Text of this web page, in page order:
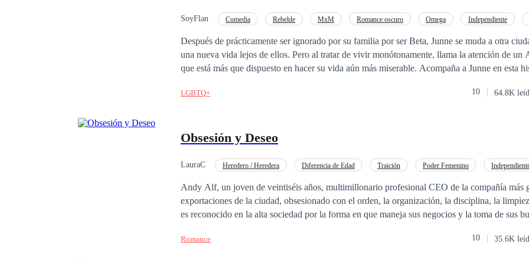
SoyFlan Comedia Rebelde MxM Romance oscuro Omega Independiente
Después de prácticamente ser ignorado por su familia por ser Beta, Junne se muda a otra
una nueva vida lejos de ellos. Pero al tratar de vivir monótonamente, llama la atención de un Alfa dominante
que está más que dispuesto en hacer su vida aún más miserable. Acompaña a Junne en esta historia repleta de
historia contiene escenas sexualmente explícitas y contenido para adultos que puede
LGBTQ+ 10 64.8K
Obsesión y Deseo
LauraC Heredero / Heredera Diferencia de Edad Traición Poder Femenino
Andy Alf, un joven de veintiséis años, multimillonario profesional CEO de la compañía más
exportaciones de la ciudad, obsesionado con el orden, la organización, la disciplina, la
es reconocido en la alta sociedad por la forma en que maneja sus negocios y la toma de sus
universidad, logra conseguir un trabajo fuera de su pueblo natal en la empresa de Andy, para
Romance 10 35.6K